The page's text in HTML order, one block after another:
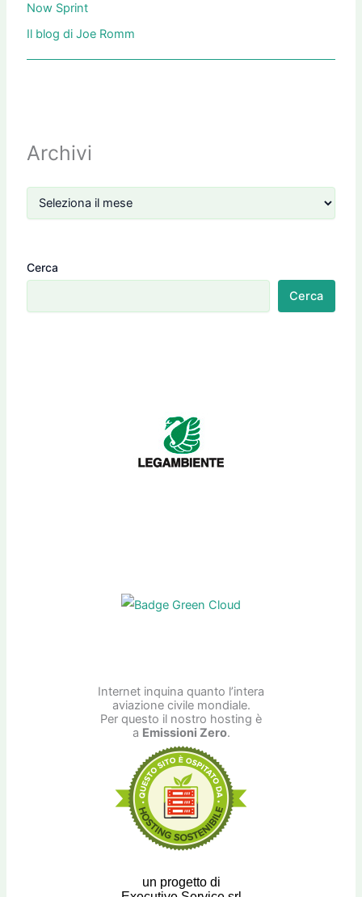
Now Sprint
Il blog di Joe Romm
Archivi
Cerca
Cerca
Internet inquina quanto l’intera
aviazione civile mondiale.
Per questo il nostro hosting è
a Emissioni Zero.
un progetto di